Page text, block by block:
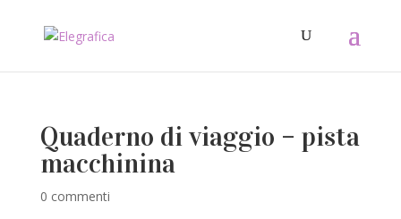
Quaderno di viaggio – pista
macchinina
0 commenti